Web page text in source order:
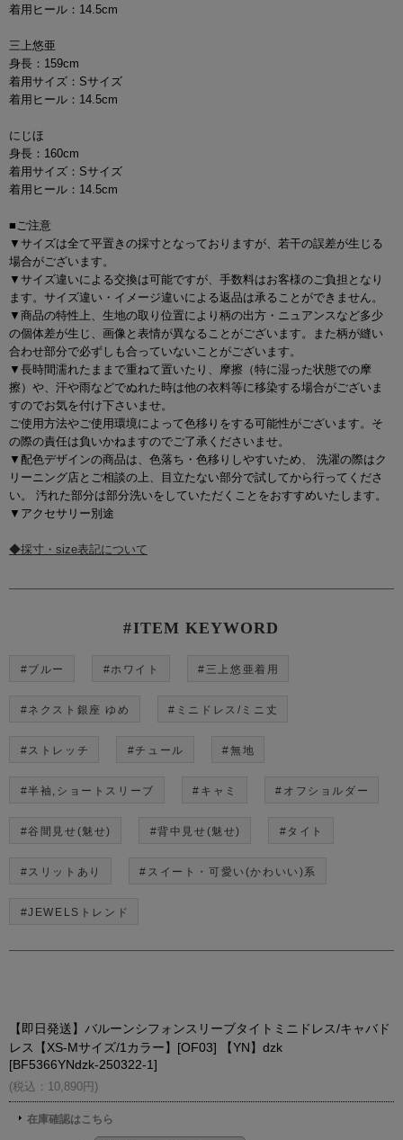
着用ヒール：14.5cm
三上悠亜
身長：159cm
着用サイズ：Sサイズ
着用ヒール：14.5cm
にじほ
身長：160cm
着用サイズ：Sサイズ
着用ヒール：14.5cm
■ご注意
▼サイズは全て平置きの採寸となっておりますが、若干の誤差が生じる
場合がございます。
▼サイズ違いによる交換は可能ですが、手数料はお客様のご負担となり
ます。サイズ違い・イメージ違いによる返品は承ることができません。
▼商品の特性上、生地の取り位置により柄の出方・ニュアンスなど多少
の個体差が生じ、画像と表情が異なることがございます。また柄が縫い
合わせ部分で必ずしも合っていないことがございます。
▼長時間濡れたままで重ねて置いたり、摩擦（特に湿った状態での摩
擦）や、汗や雨などでぬれた時は他の衣料等に移染する場合がございま
すのでお気を付け下さいませ。
ご使用方法やご使用環境によって色移りをする可能性がございます。そ
の際の責任は負いかねますのでご了承くださいませ。
▼配色デザインの商品は、色落ち・色移りしやすいため、 洗濯の際はク
リーニング店とご相談の上、目立たない部分で試してから行ってくださ
い。 汚れた部分は部分洗いをしていただくことをおすすめいたします。
▼アクセサリー別途
◆採寸・size表記について
#ITEM KEYWORD
#ブルー #ホワイト #三上悠亜着用
#ネクスト銀座 ゆめ #ミニドレス/ミニ丈
#ストレッチ #チュール #無地
#半袖,ショートスリーブ #キャミ #オフショルダー
#谷間見せ(魅せ) #背中見せ(魅せ) #タイト
#スリットあり #スイート・可愛い(かわいい)系
#JEWELSトレンド